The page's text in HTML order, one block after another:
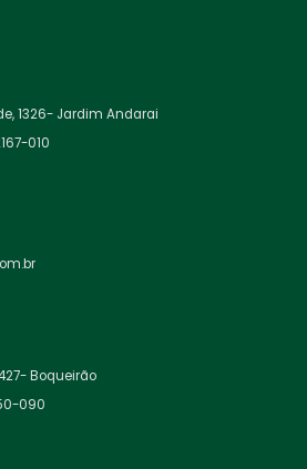
1326- Jardim Andarai
010
Boqueirão
090